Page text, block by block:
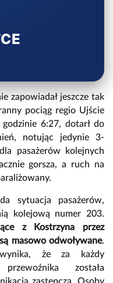
zapowiadał jeszcze tak
pociąg regio Ujście
6:27, dotarł do
notując jedynie 3-
pasażerów kolejnych
gorsza, a ruch na
sytuacja pasażerów,
kolejową numer 203.
z Kostrzyna przez
masowo odwoływane.
że za każdy
została